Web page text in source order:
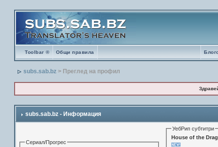
Toolbar ® Общи правила
subs.sab.bz > Преглед на профил
subs.sab.bz - Информация
Сериал/Прогрес
УебРип субтитри
House of the